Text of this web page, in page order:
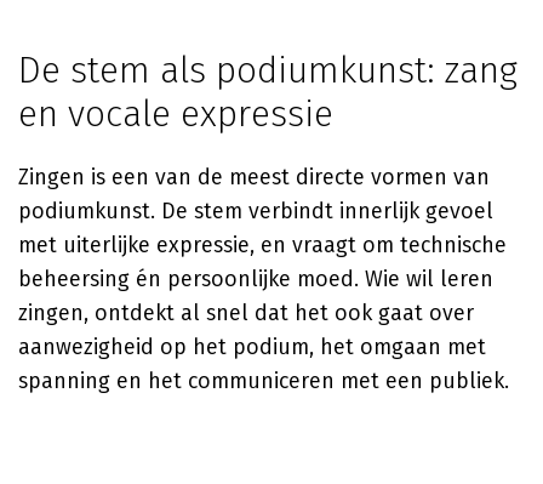
De stem als podiumkunst: zang
en vocale expressie
Zingen is een van de meest directe vormen van
podiumkunst. De stem verbindt innerlijk gevoel
met uiterlijke expressie, en vraagt om technische
beheersing én persoonlijke moed. Wie wil leren
zingen, ontdekt al snel dat het ook gaat over
aanwezigheid op het podium, het omgaan met
spanning en het communiceren met een publiek.